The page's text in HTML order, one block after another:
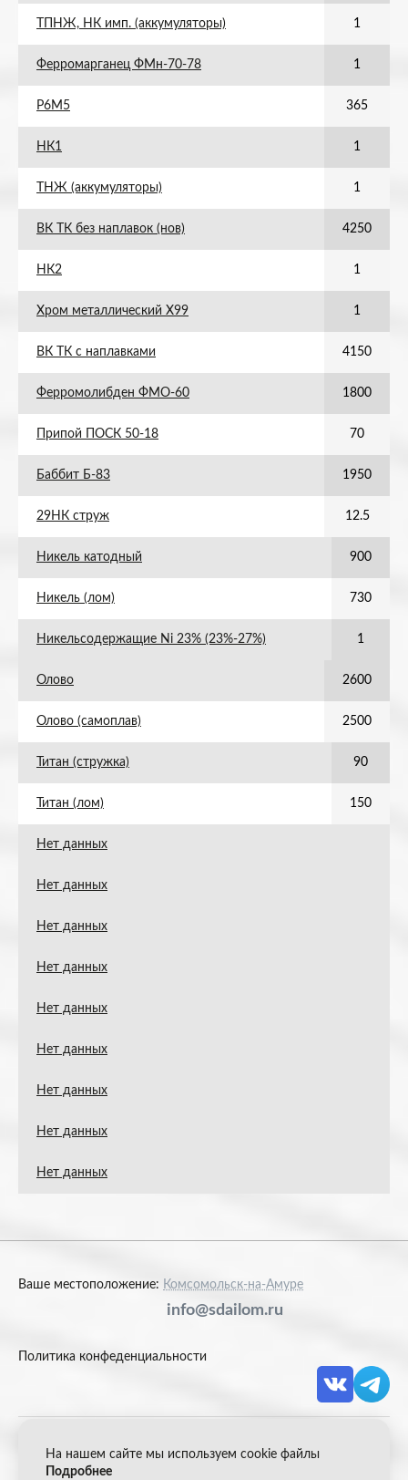
ТПНЖ, НК имп. (аккумуляторы) 1
Ферромарганец ФМн-70-78 1
Р6М5 365
НК1 1
ТНЖ (аккумуляторы) 1
ВК ТК без наплавок (нов) 4250
НК2 1
Хром металлический Х99 1
ВК ТК с наплавками 4150
Ферромолибден ФМО-60 1800
Припой ПОСК 50-18 70
Баббит Б-83 1950
29НК струж 12.5
Никель катодный 900
Никель (лом) 730
Никельсодержащие Ni 23% (23%-27%) 1
Олово 2600
Олово (самоплав) 2500
Титан (стружка) 90
Титан (лом) 150
Нет данных
Нет данных
Нет данных
Нет данных
Нет данных
Нет данных
Нет данных
Нет данных
Нет данных
Ваше местоположение: Комсомольск-на-Амуре
info@sdailom.ru
Политика конфеденциальности
© 2026 Акрон Скрап
На нашем сайте мы используем cookie файлы
Подробнее